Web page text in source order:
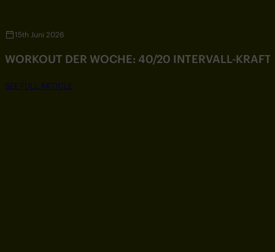
15th Juni 2026
WORKOUT DER WOCHE: 40/20 INTERVALL-
SEE FULL ARTICLE